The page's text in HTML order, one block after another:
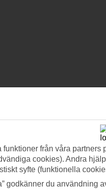
från våra
cookies). Andra
syfte (funktionella
godkänner du användning